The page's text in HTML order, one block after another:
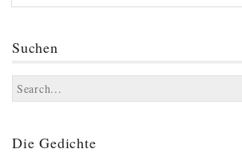
Suchen
Die Gedichte